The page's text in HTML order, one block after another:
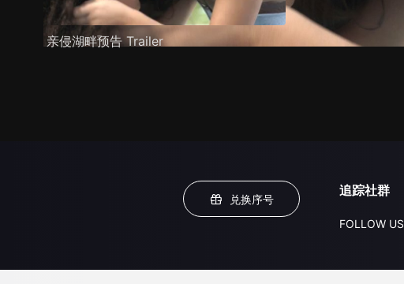
亲侵湖畔预告 Trailer
兑换序号
追踪社群
FOLLOW US